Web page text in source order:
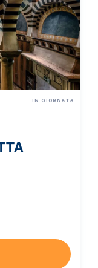
IN GIORNATA